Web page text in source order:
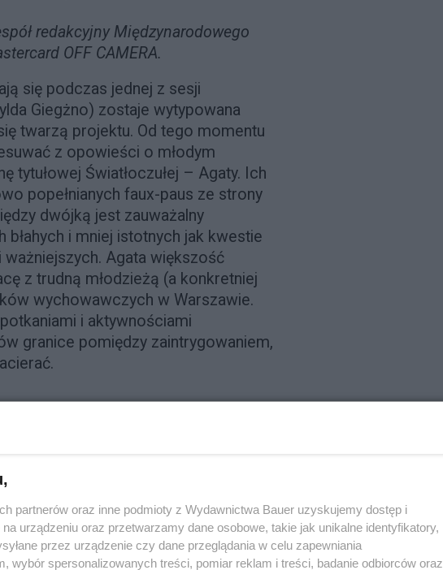
redakcyjny Międzynarodowego
OFF CAMERA.
się podczas jednej z sesji
Giegżno) zostaje wytypowana
twarzą projektu. Od tego momentu
z opowieści o młodym
tytułowej Światłoczułej – Agaty. Ich
popełnianych faux-paus ze strony
dwójką jest zauważalny
i mniej istotnych jak kwestie
ważniejszych. Agata większość
z trudną młodzieżą (a konkretniej
wychowawczych w Warszawie.
i aktywnościami
granice pomiędzy zaintrygowaniem,
partnerów oraz inne podmioty z Wydawnictwa Bauer uzyskujemy dostęp i
urządzeniu oraz przetwarzamy dane osobowe, takie jak unikalne identyfikatory,
przez urządzenie czy dane przeglądania w celu zapewniania
wybór spersonalizowanych treści, pomiar reklam i treści, badanie odbiorców oraz